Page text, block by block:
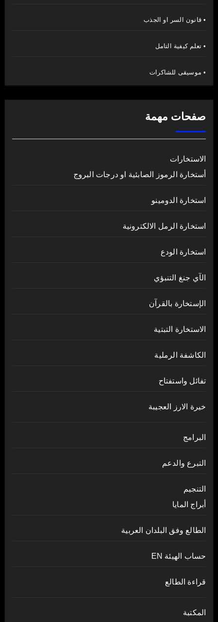
• قانون السر او الجذب
• تعلم كيفية التامل
• موسيقى للشاكرات
صفحات مهمة
الاستخارات
أستخارة الرموز الصابئية او درجات البروج
استخارة الدومينو
استخارة الرمل الالكترونية
استخارة الودع
الآي جنغ التنبؤي
الإستخارة بالقرآن
الاستخارة التبتية
الكاشفة الرملية
تفائل واستفتاح
خيرة الارز العجيبة
البرامج
التبرع والدعم
التنجيم
أبراج المايا
الطالع وفق البلدان العربية
حساب الهيئة EN
قراءة الطالع
المكتبة